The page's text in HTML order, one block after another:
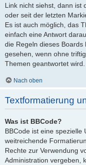
Link nicht siehst, dann ist
oder seit der letzten
Es ist auch möglich, das
einfach eine Antwort
die Regeln dieses
gesehen, wenn ohne
Themen geantwortet wird.
Nach oben
Textformatierung
Was ist BBCode?
BBCode ist eine spezielle
weitreichende
Rechte zur Verwendung
Administration vergeben,